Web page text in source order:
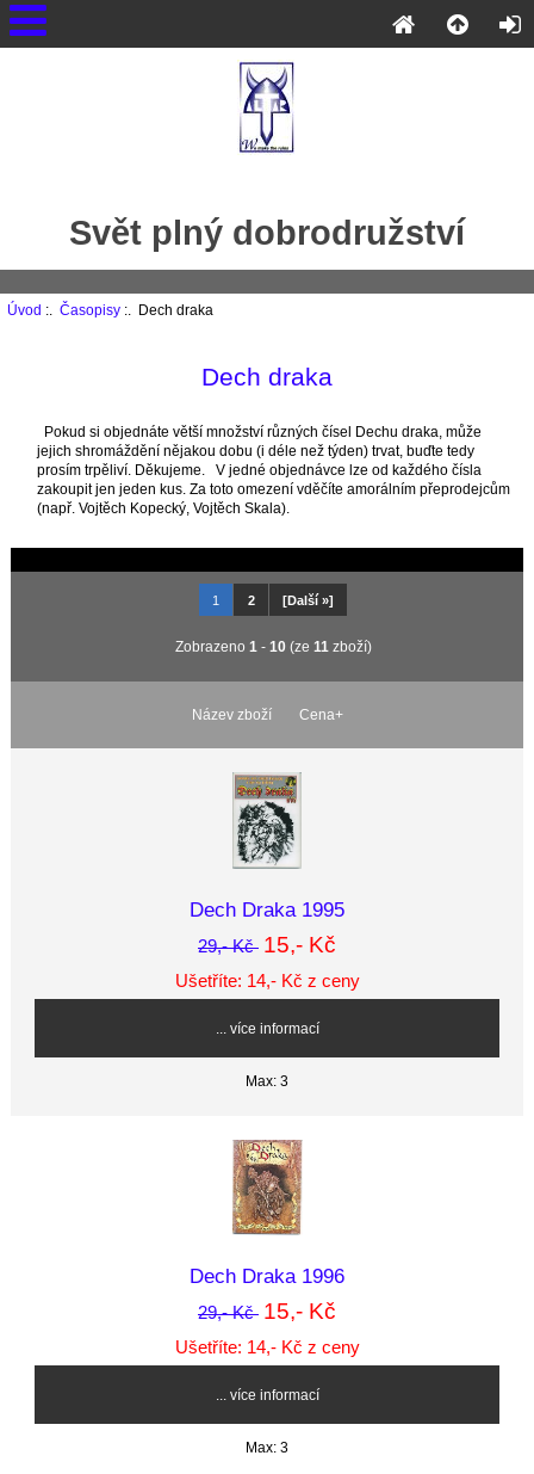
Svět plný dobrodružství
Úvod :. Časopisy:. Dech draka
Dech draka
Pokud si objednáte větší množství různých čísel Dechu draka, může
jejich shromáždění nějakou dobu (i déle než týden) trvat, buďte tedy
prosím trpěliví. Děkujeme. V jedné objednávce lze od každého čísla
zakoupit jen jeden kus. Za toto omezení vděčíte amorálním přeprodejcům
(např. Vojtěch Kopecký, Vojtěch Skala).
1 2 [Další »]
Zobrazeno 1 - 10(ze 11 zboží)
Název zboží Cena+
Dech Draka 1995
29,- Kč 15,- Kč
Ušetříte: 14,- Kč z ceny
... více informací
Max: 3
Dech Draka 1996
29,- Kč 15,- Kč
Ušetříte: 14,- Kč z ceny
... více informací
Max: 3